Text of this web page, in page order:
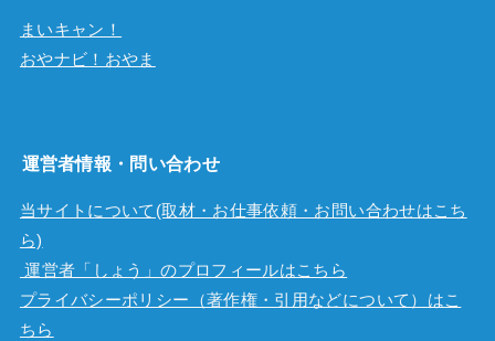
まいキャン！
おやナビ！おやま
運営者情報・問い合わせ
当サイトについて(取材・お仕事依頼・お問い合わせはこち
ら)
運営者「しょう」のプロフィールはこちら
プライバシーポリシー（著作権・引用などについて）はこ
ちら